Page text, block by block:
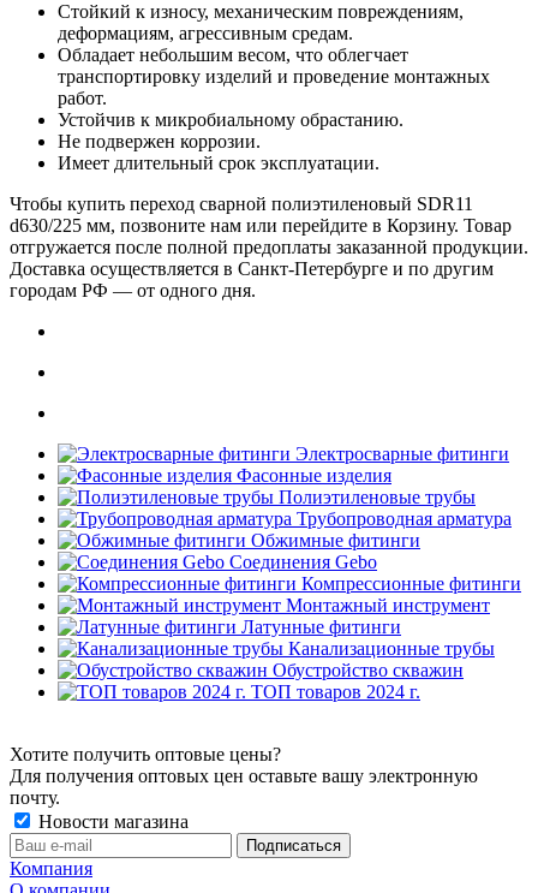
Стойкий к износу, механическим повреждениям,
деформациям, агрессивным средам.
Обладает небольшим весом, что облегчает
транспортировку изделий и проведение монтажных
работ.
Устойчив к микробиальному обрастанию.
Не подвержен коррозии.
Имеет длительный срок эксплуатации.
Чтобы купить переход сварной полиэтиленовый SDR11
d630/225 мм, позвоните нам или перейдите в Корзину. Товар
отгружается после полной предоплаты заказанной продукции.
Доставка осуществляется в Санкт-Петербурге и по другим
городам РФ — от одного дня.
Электросварные фитинги
Фасонные изделия
Полиэтиленовые трубы
Трубопроводная арматура
Обжимные фитинги
Соединения Gebo
Компрессионные фитинги
Монтажный инструмент
Латунные фитинги
Канализационные трубы
Обустройство скважин
ТОП товаров 2024 г.
Хотите получить оптовые цены?
Для получения оптовых цен оставьте вашу электронную
почту.
Новости магазина
Компания